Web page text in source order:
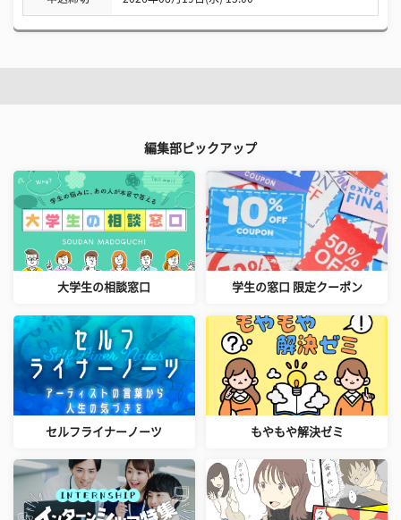
編集部ピックアップ
大学生の相談窓口 学生の窓口 限定クーポン
セルフライナーノーツ もやもや解決ゼミ